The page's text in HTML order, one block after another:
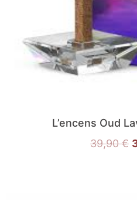
L’encens Oud
39,90€